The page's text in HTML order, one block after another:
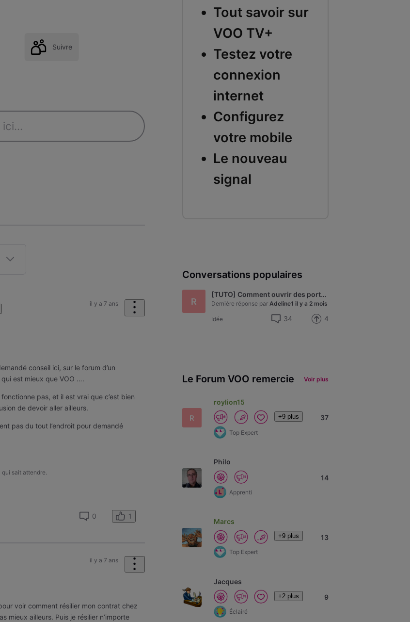
Suivre
il y a 7 ans
conseil ici, sur le forum d’un
est mieux que VOO ….
pas, et il est vrai que c’est bien
de devoir aller ailleurs.
pas du tout l’endroit pour demandé
qui sait attendre.
0 1
il y a 7 ans
voir comment résilier mon contrat chez
mieux ailleurs. Puis je résilier n’importe
Tout savoir sur
VOO TV+
Testez votre
connexion
internet
Configurez
votre mobile
Le nouveau
signal
Conversations populaires
R
[TUTO] Comment ouvrir des ports sur le nouveau modem Technicolor de VOO - modèle CGA4233
Dernière réponse par Adeline1 il y a 2 mois
Idée 34 4
Le Forum VOO remercie Voir plus
R
roylion15
+9 plus
Top Expert
37
Philo
Apprenti
14
Marcs
+9 plus
Top Expert
13
Jacques
+2 plus
Éclairé
9